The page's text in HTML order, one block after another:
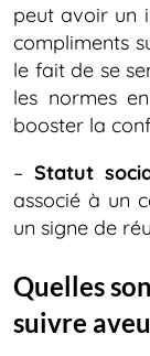
peut avoir un
compliments
le fait de se
les normes
booster la
– Statut
associé à un
un signe de
Quelles
suivre